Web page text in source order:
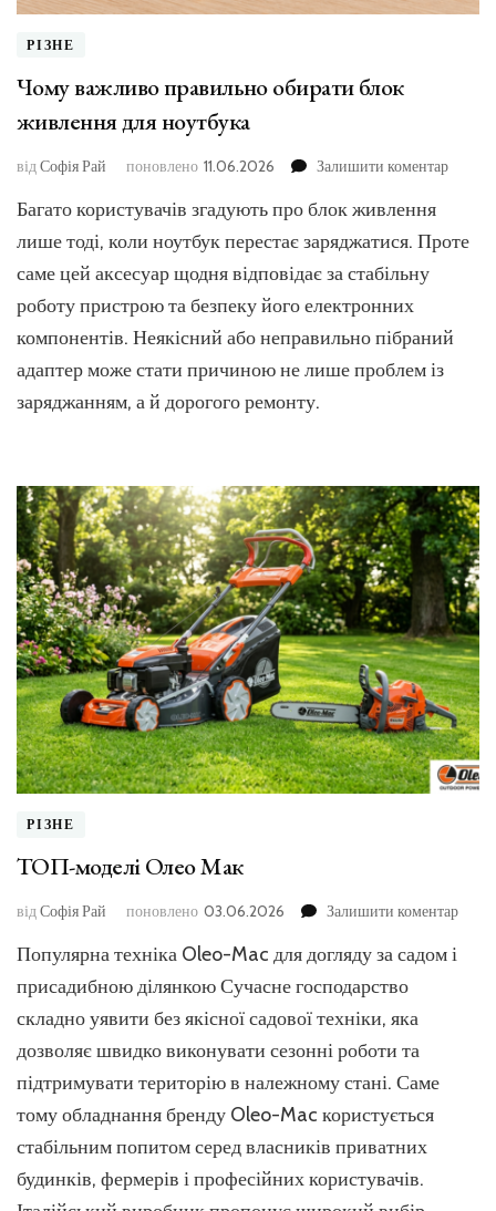
РІЗНЕ
Чому важливо правильно обирати блок
живлення для ноутбука
відСофія Рай поновлено 11.06.2026 Залишити коментардо
для
Багато користувачів згадують про блок живлення
лише тоді, коли ноутбук перестає заряджатися. Проте
саме цей аксесуар щодня відповідає за стабільну
роботу пристрою та безпеку його електронних
компонентів. Неякісний або неправильно пібраний
адаптер може стати причиною не лише проблем із
заряджанням, а й дорогого ремонту.
РІЗНЕ
ТОП-моделі Олео Мак
відСофія Рай поновлено 03.06.2026 Залишити коментардо
Популярна техніка Oleo-Mac для догляду за садом і
присадибною ділянкою Сучасне господарство
складно уявити без якісної садової техніки, яка
дозволяє швидко виконувати сезонні роботи та
підтримувати територію в належному стані. Саме
тому обладнання бренду Oleo-Mac користується
стабільним попитом серед власників приватних
будинків, фермерів і професійних користувачів.